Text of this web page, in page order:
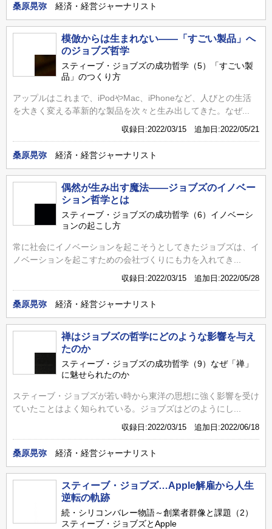
桑原晃弥 経済・経営ジャーナリスト
模倣からは生まれない――「すごい製品」へ
のジョブズ哲学
スティーブ・ジョブズの成功哲学（5）「すごい製
品」のつくり方
アップルはこれまで、iPodやMac、iPhoneなど、人びとの生活
を大きく変える革新的な製品を次々と生み出してきた。なぜ...
収録日:2022/03/15 追加日:2022/05/21
桑原晃弥 経済・経営ジャーナリスト
偶然が生み出す魔法――ジョブズのイノベー
ション哲学とは
スティーブ・ジョブズの成功哲学（6）イノベーシ
ョンの起こし方
常に社会にイノベーションを起こそうとしてきたジョブズは、イ
ノベーションを起こすための会社づくりにも力を入れてき...
収録日:2022/03/15 追加日:2022/05/28
桑原晃弥 経済・経営ジャーナリスト
禅はジョブズの哲学にどのような影響を与え
たのか
スティーブ・ジョブズの成功哲学（9）なぜ「禅」
に魅せられたのか
スティーブ・ジョブズが若い時から東洋の思想に強く影響を受け
ていたことはよく知られている。ジョブズはどのようにし...
収録日:2022/03/15 追加日:2022/06/18
桑原晃弥 経済・経営ジャーナリスト
スティーブ・ジョブズ…Apple解雇から人生
逆転の軌跡
続・シリコンバレー物語～創業者群像と課題（2）
スティーブ・ジョブズとApple